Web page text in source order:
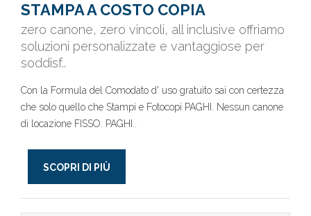
STAMPA A COSTO COPIA
zero canone, zero vincoli, all inclusive offriamo
soluzioni personalizzate e vantaggiose per
soddisf..
Con la Formula del Comodato d' uso gratuito sai con certezza
che solo quello che Stampi e Fotocopi PAGHI. Nessun canone
di locazione FISSO. PAGHI..
SCOPRI DI PIÙ